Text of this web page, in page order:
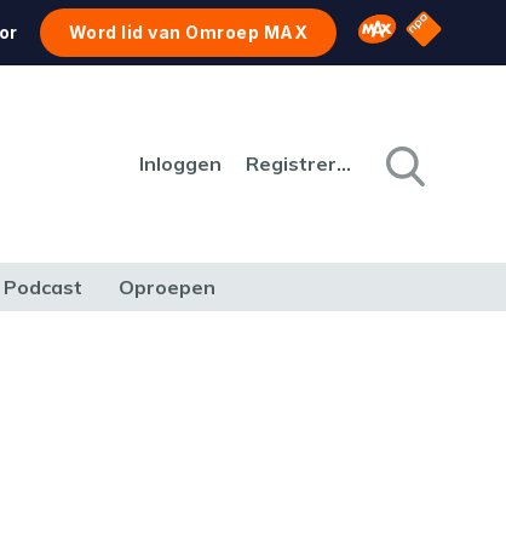
Word lid van Omroep MAX Omroep MAX
NPO
Inloggen Registreren
Podcast Oproepen